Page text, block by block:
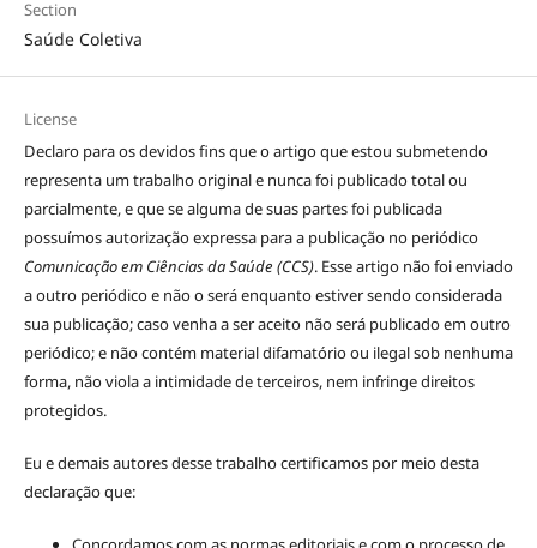
Section
Saúde Coletiva
License
Declaro para os devidos fins que o artigo que estou submetendo
representa um trabalho original e nunca foi publicado total ou
parcialmente, e que se alguma de suas partes foi publicada
possuímos autorização expressa para a publicação no periódico
Comunicação em Ciências da Saúde (CCS). Esse artigo não foi enviado
a outro periódico e não o será enquanto estiver sendo considerada
sua publicação; caso venha a ser aceito não será publicado em outro
periódico; e não contém material difamatório ou ilegal sob nenhuma
forma, não viola a intimidade de terceiros, nem infringe direitos
protegidos.
Eu e demais autores desse trabalho certificamos por meio desta
declaração que: